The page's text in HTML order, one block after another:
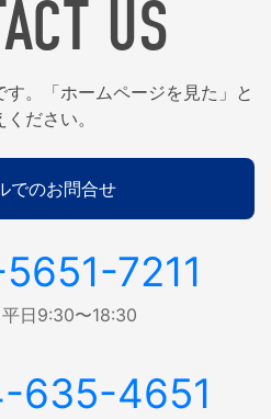
US
。「ホームページを見た」と
ださい。
でのお問合せ
7211
日9:30〜18:30
635-4651